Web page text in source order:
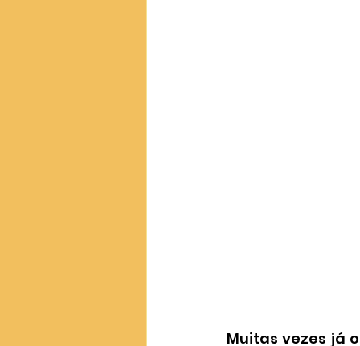
Muitas vezes já